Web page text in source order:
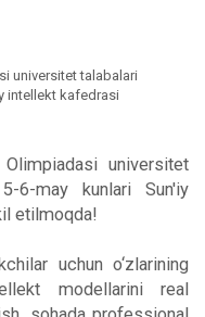
universitet talabalari
intellekt kafedrasi
universitet
6-may kunlari Sun'iy
etilmoqda!
uchun o‘zlarining
modellarini real